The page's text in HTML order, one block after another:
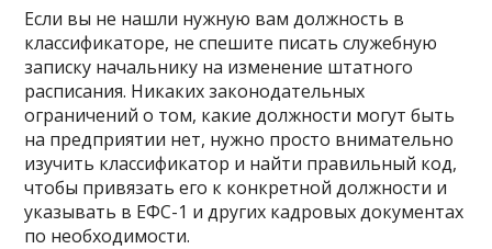
Если вы не нашли нужную вам должность в
классификаторе, не спешите писать служебную
записку начальнику на изменение штатного
расписания. Никаких законодательных
ограничений о том, какие должности могут быть
на предприятии нет, нужно просто внимательно
изучить классификатор и найти правильный код,
чтобы привязать его к конкретной должности и
указывать в ЕФС-1 и других кадровых документах
по необходимости.